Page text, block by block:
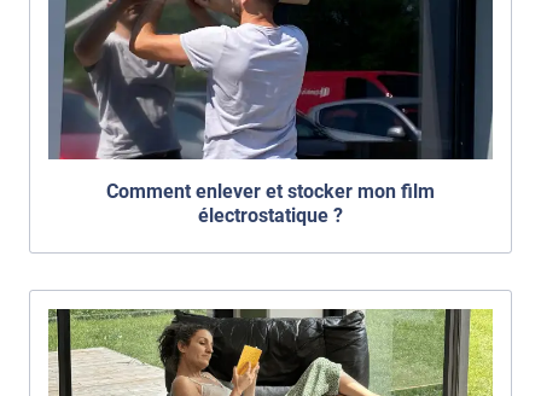
Comment enlever et stocker mon film
électrostatique ?